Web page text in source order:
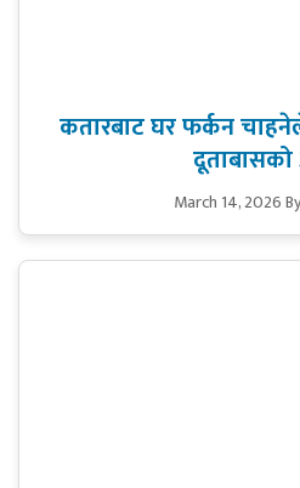
कतारबाट घर फर्कन
March 14, 2026